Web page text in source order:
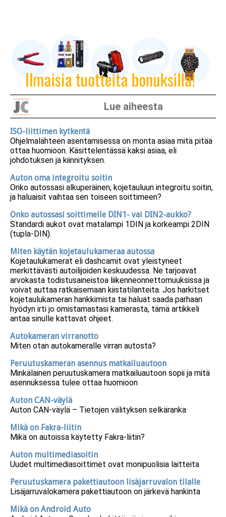
Lue aiheesta
ISO-liittimen kytkentä
Ohjelmalähteen asentamisessa on monta asiaa mitä pitää
ottaa huomioon. Käsittelentässä kaksi asiaa, eli
johdotuksen ja kiinnityksen.
Auton oma integroitu soitin
Onko autossasi alkuperäinen, kojetauluun integroitu soitin,
ja haluaisit vaihtaa sen toiseen soittimeen?
Onko autossasi soittimelle DIN1- vai DIN2-aukko?
Standardi aukot ovat matalampi 1DIN ja korkeampi 2DIN
(tupla-DIN).
Miten käytän kojetaulukameraa autossa
Kojetaulukamerat eli dashcamit ovat yleistyneet
merkittävästi autoilijoiden keskuudessa. Ne tarjoavat
arvokasta todistusaineistoa liikenneonnettomuuksissa ja
voivat auttaa ratkaisemaan kiistatilanteita. Jos harkitset
kojetaulukameran hankkimista tai haluat saada parhaan
hyödyn irti jo omistamastasi kamerasta, tämä artikkeli
antaa sinulle kattavat ohjeet.
Autokameran virranotto
Miten otan autokameralle virran autosta?
Peruutuskameran asennus matkailuautoon
Minkälainen peruutuskamera matkailuautoon sopii ja mitä
asennuksessa tulee ottaa huomioon
Auton CAN-väylä
Auton CAN-väylä – Tietojen välityksen selkäranka
Mikä on Fakra-liitin
Mikä on autoissa käytetty Fakra-liitin?
Auton multimediasoitin
Uudet multimediasoittimet ovat monipuolisia laitteita
Peruutuskamera pakettiautoon lisäjarruvalon tilalle
Lisäjarruvalokamera pakettiautoon on järkevä hankinta
Mikä on Android Auto